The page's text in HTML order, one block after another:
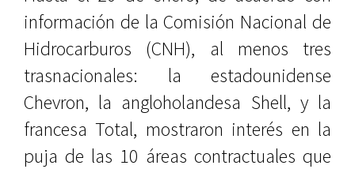
información de la Comisión Nacional de
Hidrocarburos (CNH), al menos tres
trasnacionales: la estadounidense
Chevron, la angloholandesa Shell, y la
francesa Total, mostraron interés en la
puja de las 10 áreas contractuales que